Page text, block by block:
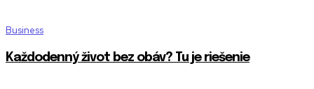
Business
Každodenný život bez obáv? Tu je riešenie